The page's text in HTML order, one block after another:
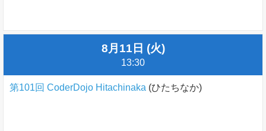
8月11日 (火)
13:30
第101回 CoderDojo Hitachinaka (ひたちなか)